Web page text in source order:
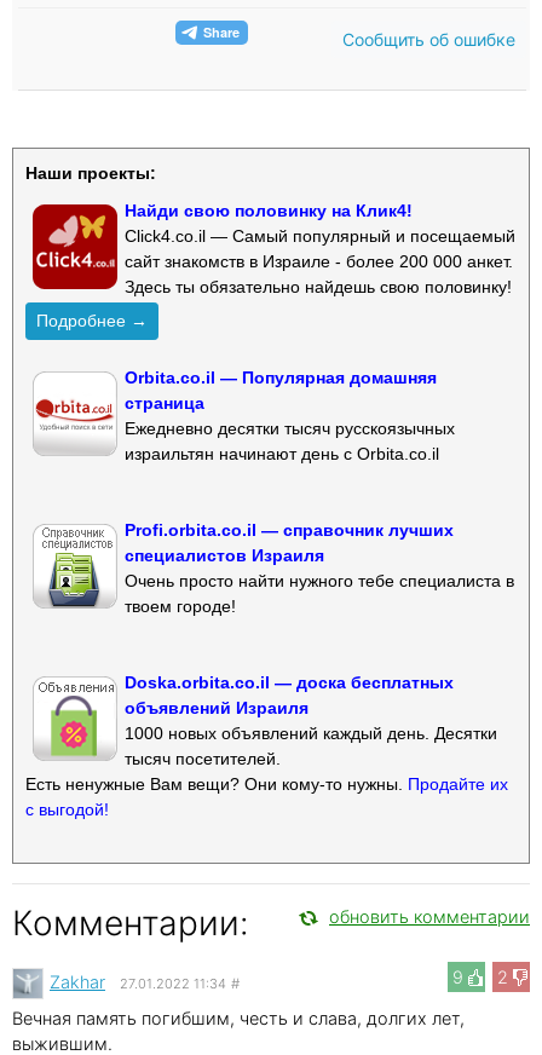
Сообщить об ошибке
Наши проекты:
Найди свою половинку на Клик4!
Click4.co.il — Самый популярный и посещаемый
сайт знакомств в Израиле - более 200 000 анкет.
Здесь ты обязательно найдешь свою половинку!
Подробнее →
Orbita.co.il — Популярная домашняя
страница
Ежедневно десятки тысяч русскоязычных
израильтян начинают день с Orbita.co.il
Profi.orbita.co.il — справочник лучших
специалистов Израиля
Очень просто найти нужного тебе специалиста в
твоем городе!
Doska.orbita.co.il — доска бесплатных
объявлений Израиля
1000 новых объявлений каждый день. Десятки
тысяч посетителей.
Есть ненужные Вам вещи? Они кому-то нужны. Продайте их
с выгодой!
Комментарии: обновить комментарии
9 2
Zakhar 27.01.2022 11:34 #
Вечная память погибшим, честь и слава, долгих лет,
выжившим.